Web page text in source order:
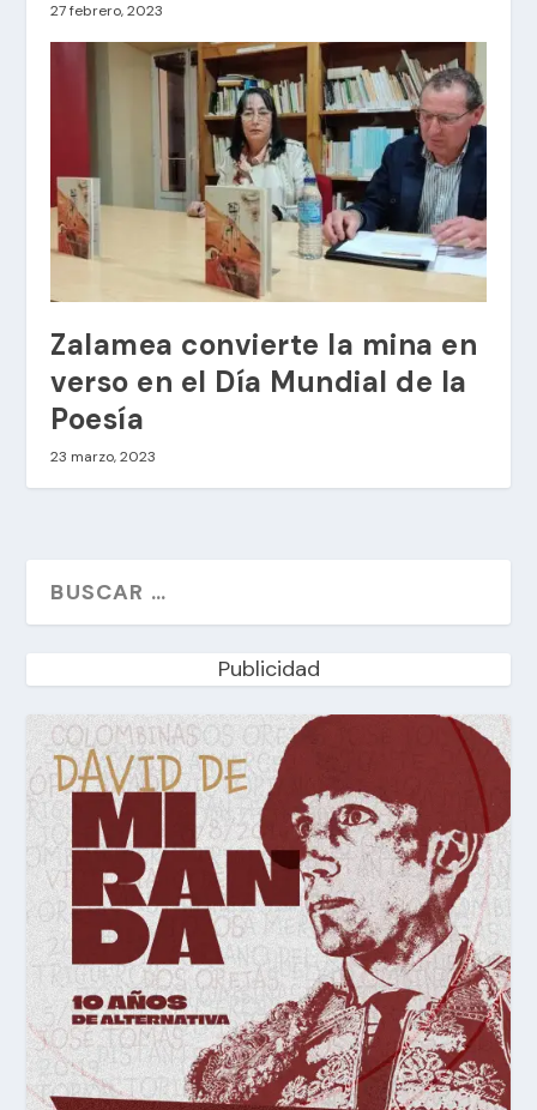
27 febrero, 2023
Zalamea convierte la mina en
verso en el Día Mundial de la
Poesía
23 marzo, 2023
Publicidad